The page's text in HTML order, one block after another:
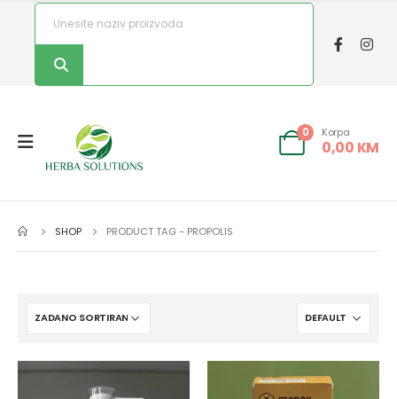
0 Korpa
0,00 KM
SHOP PRODUCT TAG - PROPOLIS